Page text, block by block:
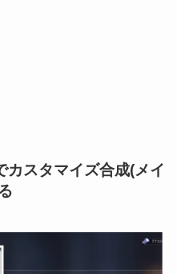
カスタマイズ合成(メイ